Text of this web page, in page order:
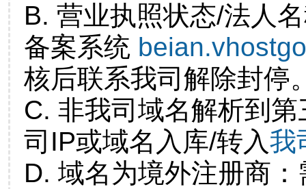
B. 营业执照状态/法人
备案系统
核后联系我司解除封停
C. 非我司域名解析到
司IP或域名入库/转入我
D. 域名为境外注册商